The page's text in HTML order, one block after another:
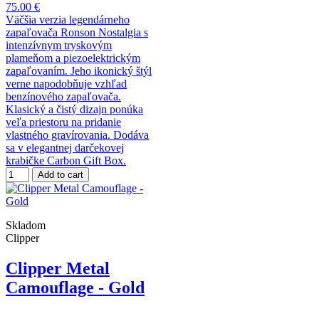
75.00 €
Väčšia verzia legendárneho
zapaľovača Ronson Nostalgia s
intenzívnym tryskovým
plameňom a piezoelektrickým
zapaľovaním. Jeho ikonický štýl
verne napodobňuje vzhľad
benzínového zapaľovača.
Klasický a čistý dizajn ponúka
veľa priestoru na pridanie
vlastného gravírovania. Dodáva
sa v elegantnej darčekovej
krabičke Carbon Gift Box.
Add to cart
Skladom
Clipper
Clipper Metal
Camouflage - Gold